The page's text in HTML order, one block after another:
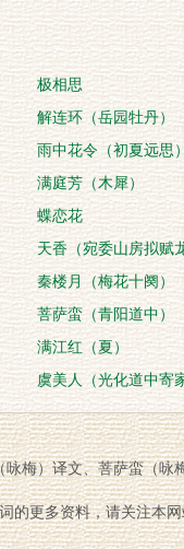
极相思
解连环（岳园牡丹）
雨中花令（初夏远思
满庭芳（木犀）
蝶恋花
天香（宛委山房拟赋
秦楼月（梅花十阕）
菩萨蛮（青阳道中）
满江红（夏）
虞美人（光化道中寄
梅）译文、菩萨蛮（咏
的更多资料，请关注本